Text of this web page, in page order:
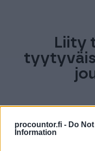
procountor.fi - Do
Information
Liity